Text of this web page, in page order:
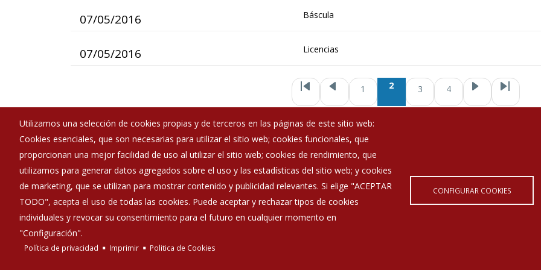
07/05/2016 Báscula
07/05/2016 Licencias
Paginación
1 2 3 4
Utilizamos una selección de cookies propias y de terceros en las páginas de este sitio web:
Cookies esenciales, que son necesarias para utilizar el sitio web; cookies funcionales, que
proporcionan una mejor facilidad de uso al utilizar el sitio web; cookies de rendimiento, que
utilizamos para generar datos agregados sobre el uso y las estadísticas del sitio web; y cookies
de marketing, que se utilizan para mostrar contenido y publicidad relevantes. Si elige "ACEPTAR
TODO", acepta el uso de todas las cookies. Puede aceptar y rechazar tipos de cookies
individuales y revocar su consentimiento para el futuro en cualquier momento en
"Configuración".
Política de privacidad Imprimir Politica de Cookies
CONFIGURAR COOKIES
Ayuntamiento de Buniel
: Calle Estudiantes, 4 - 09230 - BUNIEL - Burgos
: 947412008
: buniel@diputaciondeburgos.net
Corporación Municipal
Teléfonos de interés